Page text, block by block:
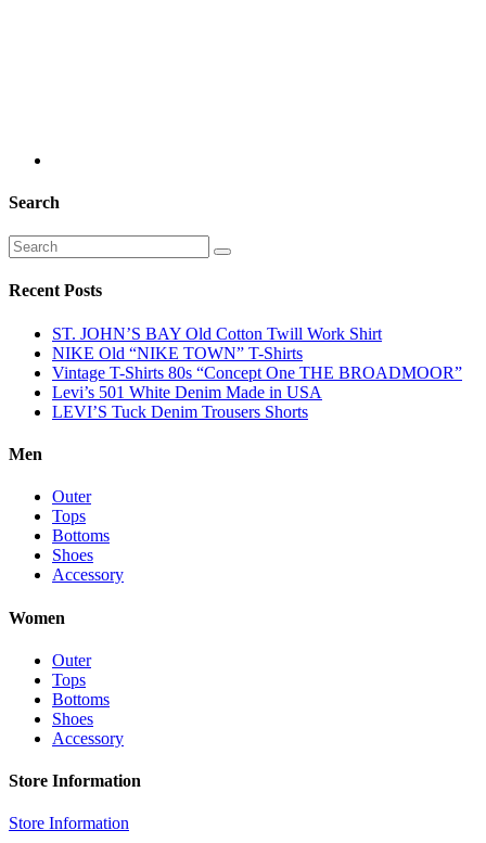
Search
Recent Posts
ST. JOHN’S BAY Old Cotton Twill Work Shirt
NIKE Old “NIKE TOWN” T-Shirts
Vintage T-Shirts 80s “Concept One THE BROADMOOR”
Levi’s 501 White Denim Made in USA
LEVI’S Tuck Denim Trousers Shorts
Men
Outer
Tops
Bottoms
Shoes
Accessory
Women
Outer
Tops
Bottoms
Shoes
Accessory
Store Information
Store Information